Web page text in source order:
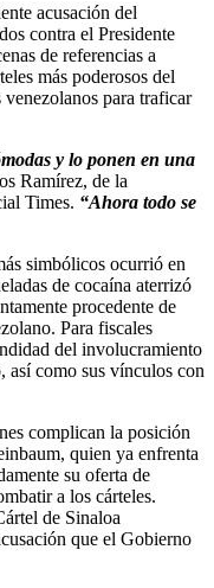
acusación del
contra el Presidente
de referencias a
más poderosos del
para traficar
y lo ponen en una
Ramírez, de la
Times. “Ahora todo se
simbólicos ocurrió en
de cocaína aterrizó
procedente de
Para fiscales
del involucramiento
así como sus vínculos con
complican la posición
quien ya enfrenta
su oferta de
a los cárteles.
de Sinaloa
que el Gobierno